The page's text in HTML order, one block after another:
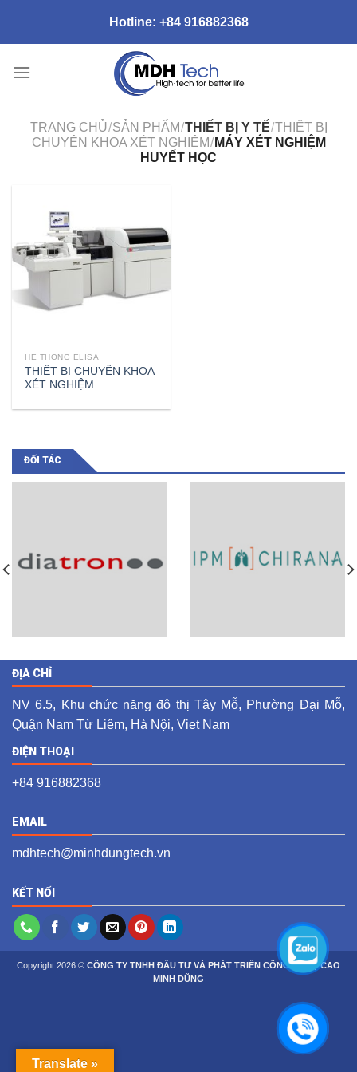
Hotline: +84 916882368
TRANG CHỦ/SẢN PHẨM/THIẾT BỊ Y TẾ/THIẾT BỊ
CHUYÊN KHOA XÉT NGHIỆM/MÁY XÉT NGHIỆM
HUYẾT HỌC
HỆ THỐNG ELISA
THIẾT BỊ CHUYÊN KHOA
XÉT NGHIỆM
ĐỐI TÁC
ĐỊA CHỈ
NV 6.5, Khu chức năng đô thị Tây Mỗ, Phường Đại Mỗ,
Quận Nam Từ Liêm, Hà Nội, Viet Nam
ĐIỆN THOẠI
+84 916882368
EMAIL
mdhtech@minhdungtech.vn
KẾT NỐI
Copyright 2026 © CÔNG TY TNHH ĐẦU TƯ VÀ PHÁT TRIỂN CÔNG NGHỆ CAO
MINH DŨNG
Translate »